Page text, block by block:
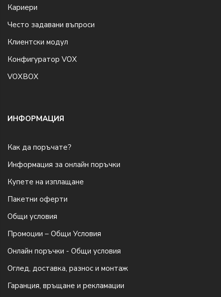
Кариери
Често задавани въпроси
Клиентски модул
Конфигуратор VOX
VOXBOX
ИНФОРМАЦИЯ
Как да поръчате?
Информация за онлайн поръчки
Купете на изплащане
Пакетни оферти
Общи условия
Промоции – Общи Условия
Онлайн поръчки - Общи условия
Оглед, доставка, разнос и монтаж
Гаранция, връщане и рекламации